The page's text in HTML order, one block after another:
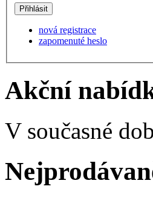
nová registrace
zapomenuté heslo
Akční
V současné